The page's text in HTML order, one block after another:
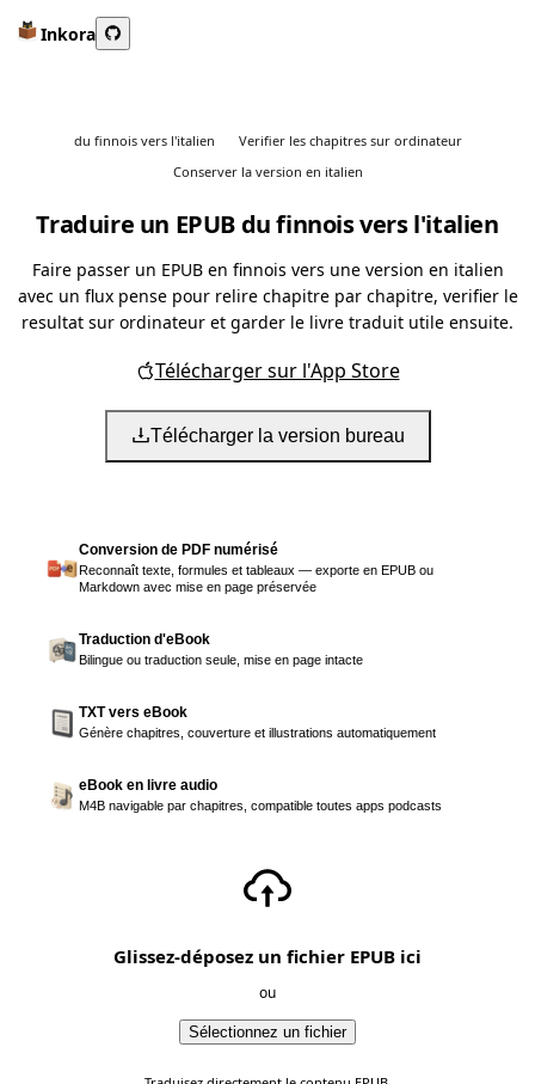
Inkora
du finnois vers l'italien
Verifier les chapitres sur ordinateur
Conserver la version en italien
Traduire un EPUB du finnois vers l'italien
Faire passer un EPUB en finnois vers une version en italien
avec un flux pense pour relire chapitre par chapitre, verifier le
resultat sur ordinateur et garder le livre traduit utile ensuite.
Télécharger sur l'App Store
Télécharger la version bureau
Conversion de PDF numérisé
Reconnaît texte, formules et tableaux — exporte en EPUB ou
Markdown avec mise en page préservée
Traduction d'eBook
Bilingue ou traduction seule, mise en page intacte
TXT vers eBook
Génère chapitres, couverture et illustrations automatiquement
eBook en livre audio
M4B navigable par chapitres, compatible toutes apps podcasts
Glissez-déposez un fichier EPUB ici
ou
Sélectionnez un fichier